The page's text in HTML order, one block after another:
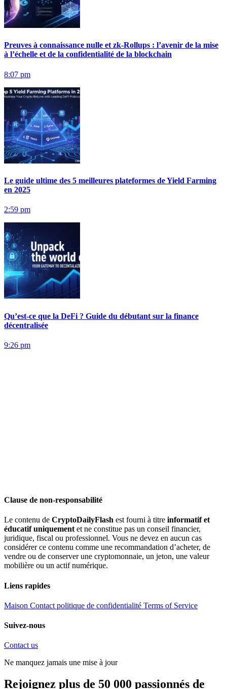
Preuves à connaissance nulle et zk-Rollups : l’avenir de la mise
à l’échelle et de la confidentialité de la blockchain
8:07 pm
Le guide ultime des 5 meilleures plateformes de Yield Farming
en 2025
2:59 pm
Qu’est-ce que la DeFi ? Guide du débutant sur la finance
décentralisée
9:26 pm
Clause de non-responsabilité
Le contenu de CryptoDailyFlash est fourni à titre informatif et
éducatif uniquement et ne constitue pas un conseil financier,
juridique, fiscal ou professionnel. Vous ne devez en aucun cas
considérer ce contenu comme une recommandation d’acheter, de
vendre ou de conserver une cryptomonnaie, un jeton, une valeur
mobilière ou un actif numérique.
Liens rapides
Maison Contact politique de confidentialité Terms of Service
Suivez-nous
Contact us
Ne manquez jamais une mise à jour
Rejoignez plus de 50 000 passionnés de